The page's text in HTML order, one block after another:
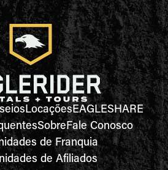
LocaçõesEAGLESHARE
SobreFale Conosco
de Franquia
de Afiliados